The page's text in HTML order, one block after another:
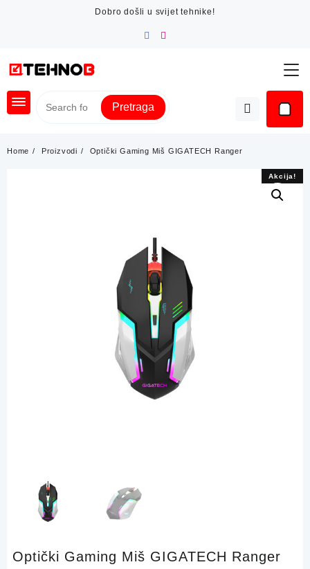
Dobro došli u svijet tehnike!
Pretraga
Home Proizvodi Optički Gaming Miš GIGATECH Ranger
Akcija!
Optički Gaming Miš GIGATECH Ranger
Akcija!